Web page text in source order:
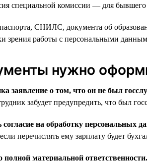
специальной комиссии — для бывшего
СНИЛС, документа об
зрения работы с персональными
нужно
заявление о том, что он не был
забудет предупредить, что был
согласие на обработку персональных
перечислять ему зарплату будет
материальной ответственности.